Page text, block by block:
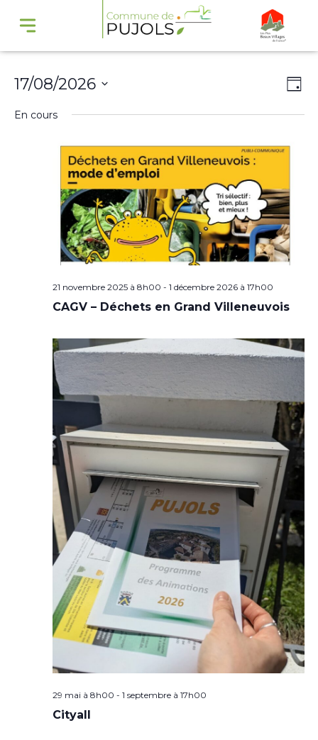
Jour
17/08/2026
En cours
21 novembre 2025 à 8h00 - 1 décembre 2026 à 17h00
CAGV – Déchets en Grand Villeneuvois
29 mai à 8h00 - 1 septembre à 17h00
Cityall